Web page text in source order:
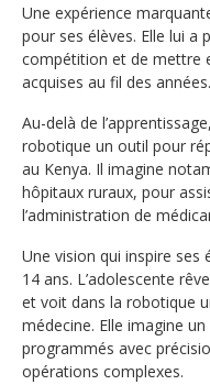
Une expérience
pour ses élèves. Elle lui a
compétition et de mettre
acquises au fil des années.
Au-delà de
robotique un outil pour
au Kenya. Il imagine
hôpitaux ruraux, pour
l’administration de
Une vision qui inspire ses
14 ans. L’adolescente
et voit dans la robotique
médecine. Elle imagine
programmés avec
opérations complexes.